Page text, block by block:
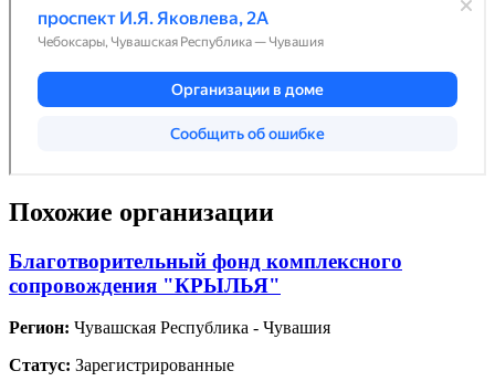
Похожие организации
Благотворительный фонд комплексного
сопровождения "КРЫЛЬЯ"
Регион: Чувашская Республика - Чувашия
Статус: Зарегистрированные